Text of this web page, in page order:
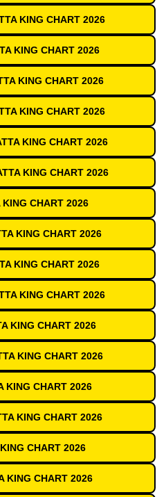
KING CHART 2026
KING CHART 2026
KING CHART 2026
KING CHART 2026
KING CHART 2026
KING CHART 2026
KING CHART 2026
KING CHART 2026
KING CHART 2026
KING CHART 2026
KING CHART 2026
KING CHART 2026
KING CHART 2026
KING CHART 2026
CHART 2026
KING CHART 2026